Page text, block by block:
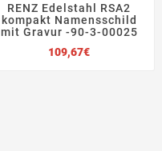
RENZ Edelstahl RSA2
kompakt Namensschild
mit Gravur -90-3-00025
109,67€Preis